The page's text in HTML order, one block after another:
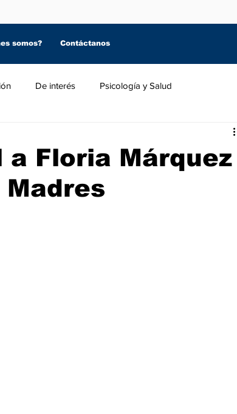
somos? Contáctanos
De interés Psicología y Salud
Floria Márquez